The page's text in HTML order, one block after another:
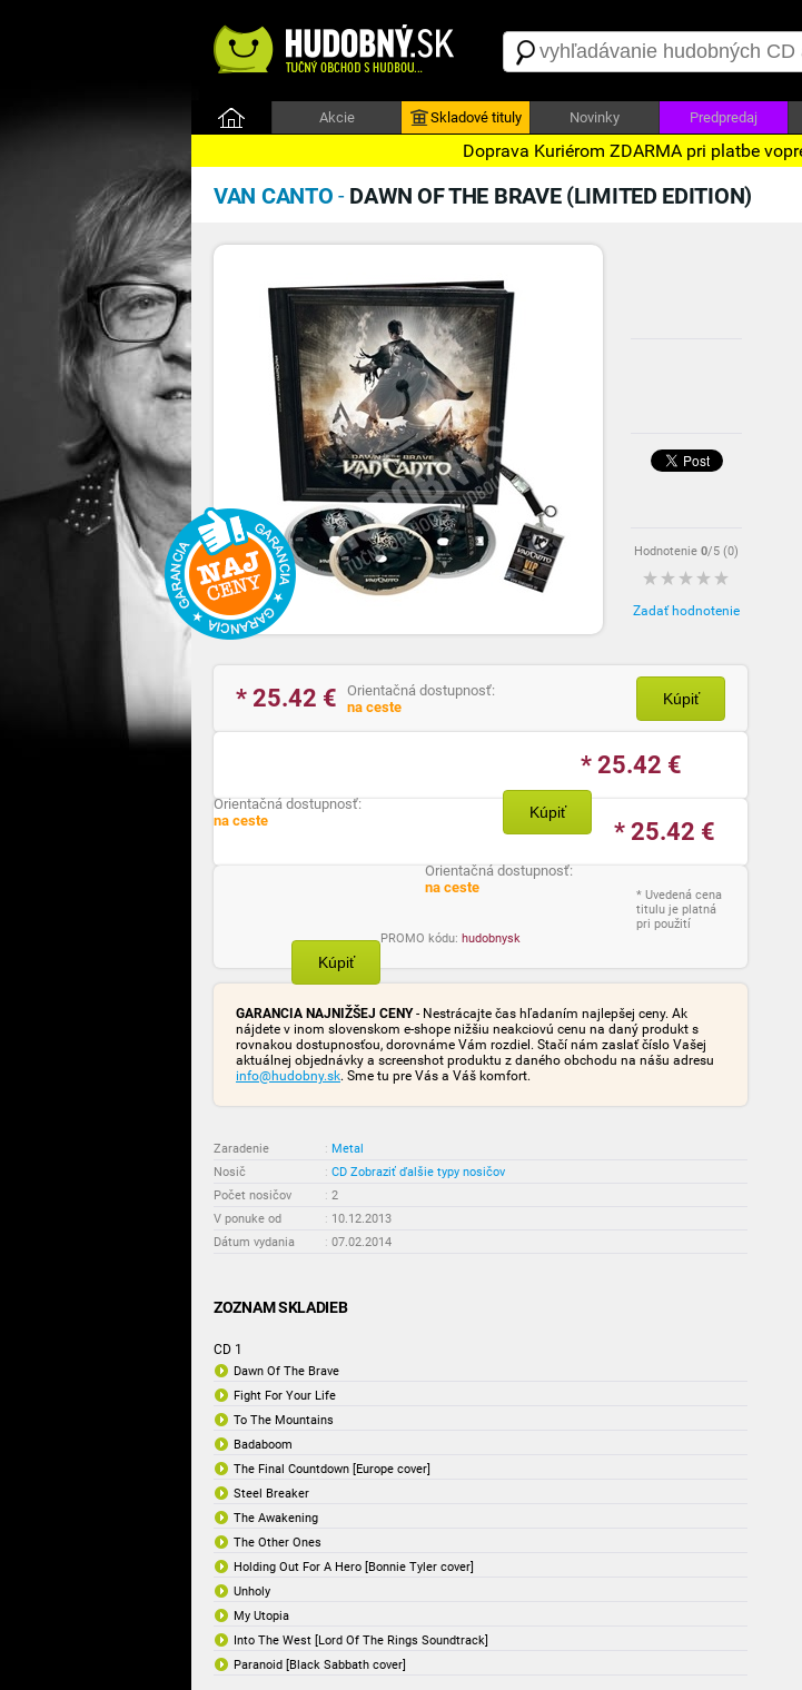
Akcie Skladové tituly Novinky Predpredaj
Doprava Kuriérom ZDARMA pri platbe
VAN CANTO - DAWN OF THE BRAVE (LIMITED EDITION)
Hodnotenie 0/5 (0)
Zadať hodnotenie
* 25.42 €
Orientačná dostupnosť:
na ceste
Kúpiť
* 25.42 €
Orientačná dostupnosť:
na ceste
Kúpiť
* 25.42 €
Orientačná dostupnosť:
na ceste
Kúpiť
* Uvedená cena
titulu je platná
pri použití
PROMO kódu: hudobnysk
GARANCIA NAJNIŽŠEJ CENY- Nestrácajte čas hľadaním najlepšej ceny. Ak
nájdete v inom slovenskom e-shope nižšiu neakciovú cenu na daný produkt s
rovnakou dostupnosťou, dorovnáme Vám rozdiel. Stačí nám zaslať číslo Vašej
aktuálnej objednávky a screenshot produktu z daného obchodu na nášu adresu
info@hudobny.sk. Sme tu pre Vás a Váš komfort.
Zaradenie : Metal
Nosič
: CD Zobraziť ďalšie typy nosičov
Počet nosičov
: 2
V ponuke od
: 10.12.2013
Dátum vydania
: 07.02.2014
ZOZNAM SKLADIEB
CD 1
Dawn Of The Brave
Fight For Your Life
To The Mountains
Badaboom
The Final Countdown [Europe cover]
Steel Breaker
The Awakening
The Other Ones
Holding Out For A Hero [Bonnie Tyler cover]
Unholy
My Utopia
Into The West [Lord Of The Rings Soundtrack]
Paranoid [Black Sabbath cover]